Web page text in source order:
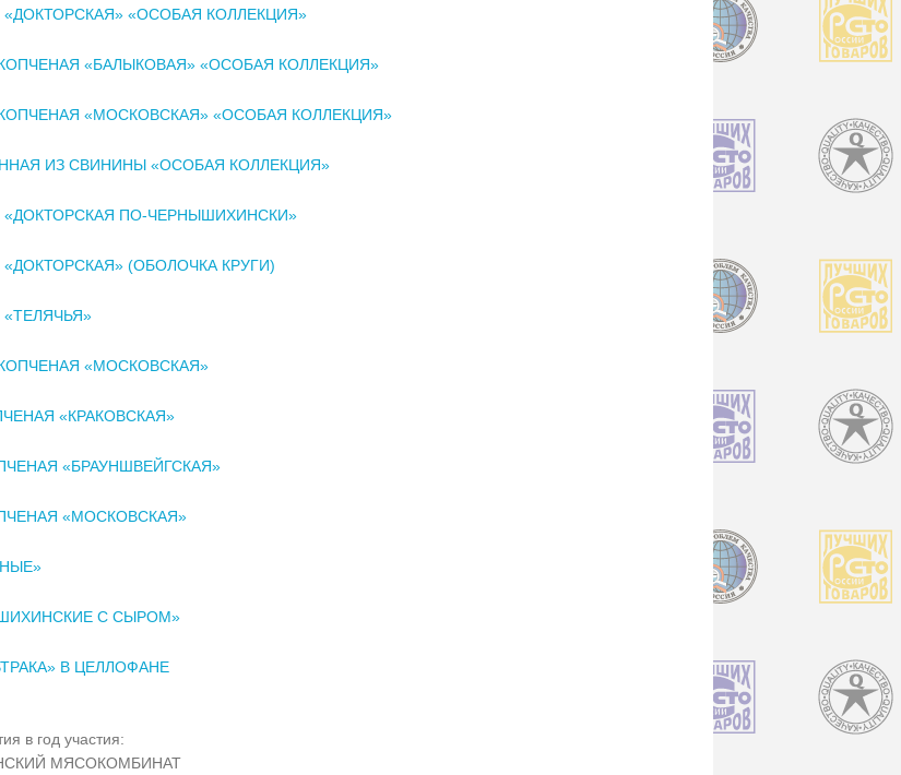
«ОСОБАЯ КОЛЛЕКЦИЯ»
«БАЛЫКОВАЯ» «ОСОБАЯ КОЛЛЕКЦИЯ»
«МОСКОВСКАЯ» «ОСОБАЯ КОЛЛЕКЦИЯ»
ИЗ СВИНИНЫ «ОСОБАЯ КОЛЛЕКЦИЯ»
«ДОКТОРСКАЯ ПО-ЧЕРНЫШИХИНСКИ»
(ОБОЛОЧКА КРУГИ)
«МОСКОВСКАЯ»
«КРАКОВСКАЯ»
«БРАУНШВЕЙГСКАЯ»
«МОСКОВСКАЯ»
С СЫРОМ»
В ЦЕЛЛОФАНЕ
в год участия:
МЯСОКОМБИНАТ